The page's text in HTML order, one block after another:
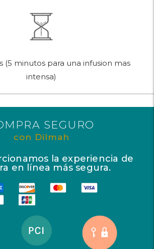
(5 minutos para una infusion mas
intensa)
SEGURO
con Dilmah
la experiencia de
en línea más segura.